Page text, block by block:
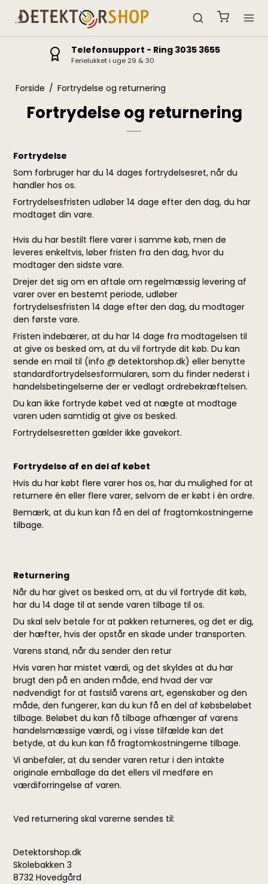
Telefonsupport - Ring 3035 3655
Ferielukket i uge 29 & 30
Forside / Fortrydelse og returnering
Fortrydelse og returnering
Fortrydelse
Som forbruger har du 14 dages fortrydelsesret, når du
handler hos os.
Fortrydelsesfristen udløber 14 dage efter den dag, du har
modtaget din vare.
Hvis du har bestilt flere varer i samme køb, men de
leveres enkeltvis, løber fristen fra den dag, hvor du
modtager den sidste vare.
Drejer det sig om en aftale om regelmæssig levering af
varer over en bestemt periode, udløber
fortrydelsesfristen 14 dage efter den dag, du modtager
den første vare.
Fristen indebærer, at du har 14 dage fra modtagelsen til
at give os besked om, at du vil fortryde dit køb. Du kan
sende en mail til (info @ detektorshop.dk) eller benytte
standardfortrydelsesformularen, som du finder nederst i
handelsbetingelserne der er vedlagt ordrebekræftelsen.
Du kan ikke fortryde købet ved at nægte at modtage
varen uden samtidig at give os besked.
Fortrydelsesretten gælder ikke gavekort.
Fortrydelse af en del af købet
Hvis du har købt flere varer hos os, har du mulighed for at
returnere én eller flere varer, selvom de er købt i én ordre.
Bemærk, at du kun kan få en del af fragtomkostningerne
tilbage.
Returnering
Når du har givet os besked om, at du vil fortryde dit køb,
har du 14 dage til at sende varen tilbage til os.
Du skal selv betale for at pakken returneres, og det er dig,
der hæfter, hvis der opstår en skade under transporten.
Varens stand, når du sender den retur
Hvis varen har mistet værdi, og det skyldes at du har
brugt den på en anden måde, end hvad der var
nødvendigt for at fastslå varens art, egenskaber og den
måde, den fungerer, kan du kun få en del af købsbeløbet
tilbage. Beløbet du kan få tilbage afhænger af varens
handelsmæssige værdi, og i visse tilfælde kan det
betyde, at du kun kan få fragtomkostningerne tilbage.
Vi anbefaler, at du sender varen retur i den intakte
originale emballage da det ellers vil medføre en
værdiforringelse af varen.
Ved returnering skal varerne sendes til:
Detektorshop.dk
Skolebakken 3
8732 Hovedgård